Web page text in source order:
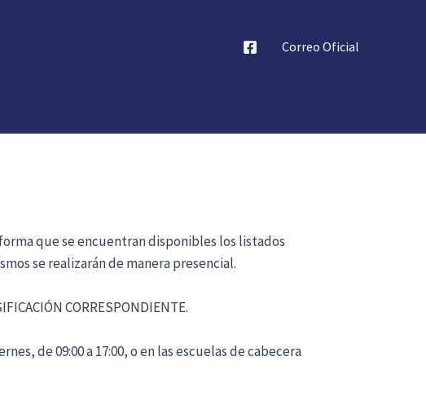
Correo Oficial
que se encuentran disponibles los listados
se realizarán de manera presencial.
CORRESPONDIENTE.
de 09:00 a 17:00, o en las escuelas de cabecera